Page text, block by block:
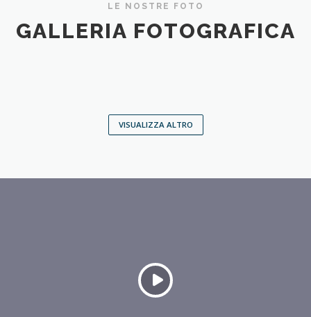
LE NOSTRE FOTO
GALLERIA FOTOGRAFICA
VISUALIZZA ALTRO